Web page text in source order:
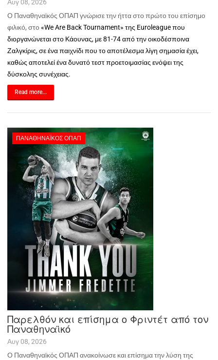
Αυγ 08, 2026
Ο Παναθηναϊκός ΟΠΑΠ γνώρισε την ήττα στο πρώτο του επίσημο
φιλικό, στο«We Are Back Tournament» της Euroleague που
διοργανώνεται στο Κάουνας, με 81-74 από την οικοδέσποινα
Ζαλγκίρις, σε ένα παιχνίδι που το αποτέλεσμα λίγη σημασία έχει,
καθώς αποτελεί ένα δυνατό τεστ προετοιμασίας ενόψει της
δύσκολης συνέχειας.
Read more...
ΠΑΝΑΘΗΝΑΪΚΌΣ ΟΠΑΠ
Παρελθόν και επίσημα ο Φριντέτ από τον
Παναθηναϊκό
Αυγ 08, 2026
Ο Παναθηναϊκός ΟΠΑΠ ανακοίνωσε και επίσημα την λύση της